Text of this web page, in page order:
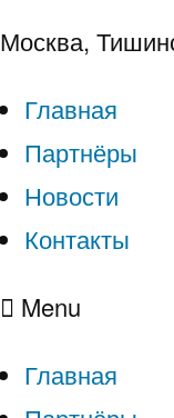
Москва,
Главная
Партнёры
Новости
Контакты
Menu
Главная